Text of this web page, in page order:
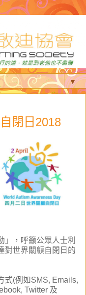
▼
閉日2018
」，呼籲公眾人士利
對世界關顧自閉日的
式(例如SMS, Emails,
Twitter 及